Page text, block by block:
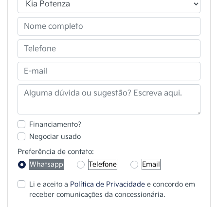
Financiamento?
Negociar usado
Preferência de contato:
Whatsapp
Telefone Email
Li e aceito a Política de Privacidade e concordo em
receber comunicações da concessionária.